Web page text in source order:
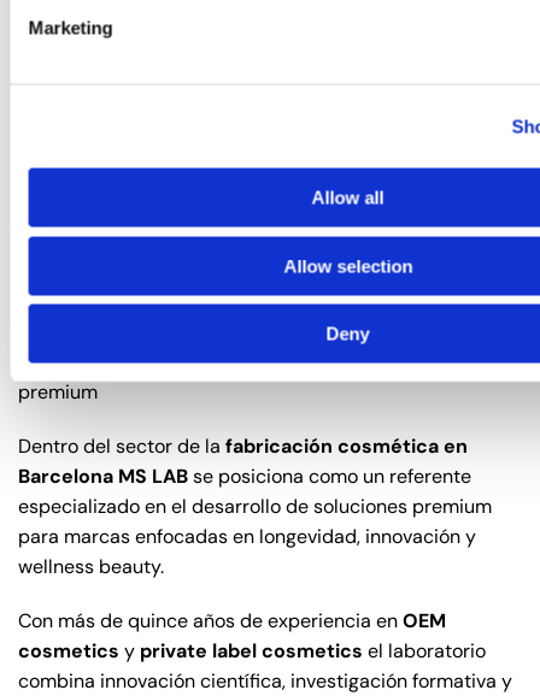
Marketing
Allow all
Allow selection
Deny
experiencias sensoriales resulta esencial dentro del
de las marcas beauty.
La escalabilidad productiva facilita que startups y
marcas emergentes puedan acceder a procesos
fabricación cosmética private label
necesidad de asumir grandes inversiones industriales.
MS LAB aliado estratégico para marcas de cosmética
premium
Dentro del sector de la fabricación cosmética en
Barcelona MS LABse posiciona como un referente
especializado en el desarrollo de soluciones premium
para marcas enfocadas en longevidad, innovación y
wellness beauty.
Con más de quince años de experiencia enOEM
cosmetics y private label cosmetics el laboratorio
combina innovación científica, investigación formativa y